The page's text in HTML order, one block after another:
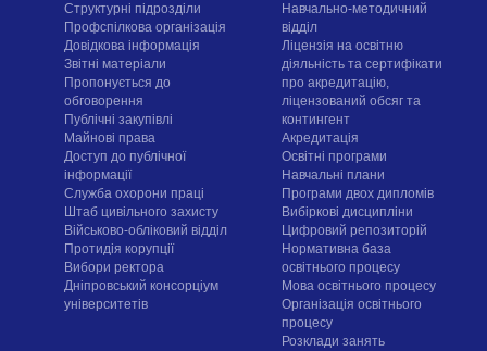
Структурні підрозділи
Профспілкова організація
Довідкова інформація
Звітні матеріали
Пропонується до
обговорення
Публічні закупівлі
Майнові права
Доступ до публічної
інформації
Служба охорони праці
Штаб цивільного захисту
Військово-обліковий відділ
Протидія корупції
Вибори ректора
Дніпровський консорціум
університетів
Навчально-методичний
відділ
Ліцензія на освітню
діяльність та сертифікати
про акредитацію,
ліцензований обсяг та
контингент
Акредитація
Освітні програми
Навчальні плани
Програми двох дипломів
Вибіркові дисципліни
Цифровий репозиторій
Нормативна база
освітнього процесу
Мова освітнього процесу
Організація освітнього
процесу
Розклади занять